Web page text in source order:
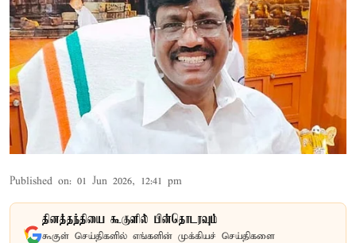
Published on: 01 Jun 2026, 12:41 pm
தினத்தந்தியை கூகுளில் பின்தொடரவும்
கூகுள் செய்திகளில் எங்களின் முக்கியச் செய்திகளை